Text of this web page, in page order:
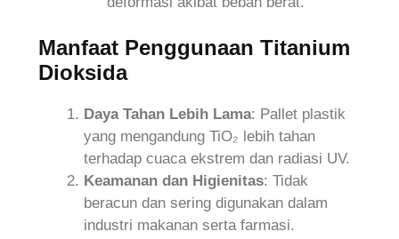
Manfaat Penggunaan Titanium
Dioksida
Daya Tahan Lebih Lama: Pallet plastik
yang mengandung TiO₂ lebih tahan
terhadap cuaca ekstrem dan radiasi UV.
Keamanan dan Higienitas: Tidak
beracun dan sering digunakan dalam
industri makanan serta farmasi.